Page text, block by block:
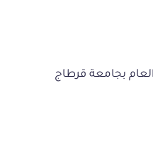
بجامعة قرطاج